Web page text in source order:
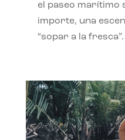
el paseo marítimo
importe, una
“sopar a la fresca”.